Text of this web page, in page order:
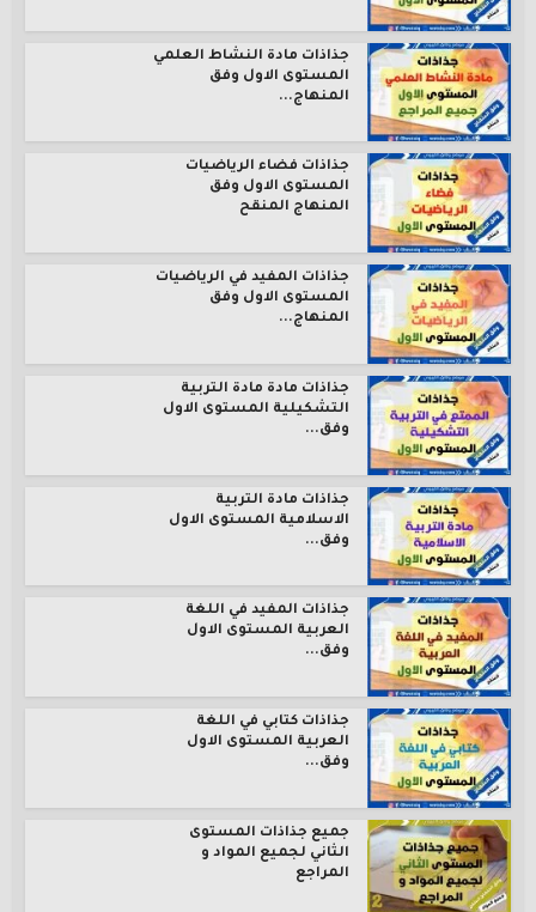
جذاذات مادة النشاط العلمي
المستوى الاول وفق
المنهاج...
جذاذات فضاء الرياضيات
المستوى الاول وفق
المنهاج المنقح
جذاذات المفيد في الرياضيات
المستوى الاول وفق
المنهاج...
جذاذات مادة مادة التربية
التشكيلية المستوى الاول
وفق...
جذاذات مادة التربية
الاسلامية المستوى الاول
وفق...
جذاذات المفيد في اللغة
العربية المستوى الاول
وفق...
جذاذات كتابي في اللغة
العربية المستوى الاول
وفق...
جميع جذاذات المستوى
الثاني لجميع المواد و
المراجع